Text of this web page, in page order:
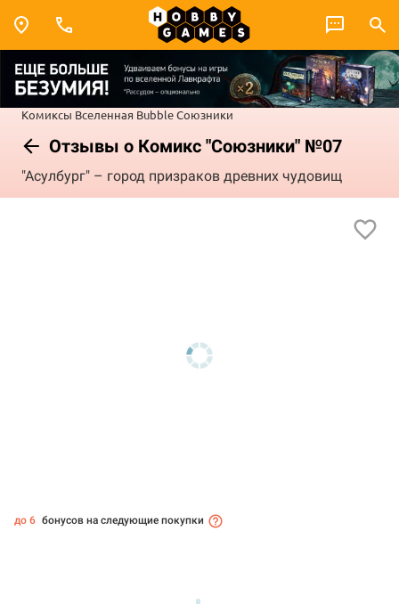
Комиксы Вселенная BubbleСоюзники
Отзывы о Комикс "Союзники" №07
"Асулбург" – город призраков древних чудовищ
до 6 бонусов на следующие покупки